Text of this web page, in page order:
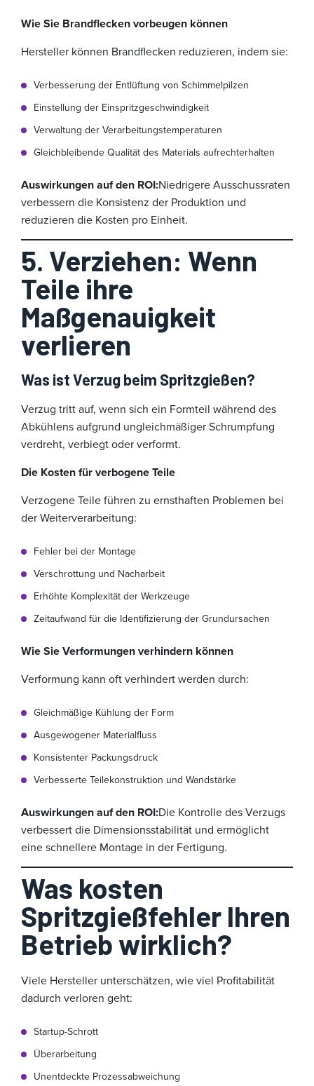
Wie Sie Brandflecken vorbeugen können
Hersteller können Brandflecken reduzieren, indem sie:
Verbesserung der Entlüftung von Schimmelpilzen
Einstellung der Einspritzgeschwindigkeit
Verwaltung der Verarbeitungstemperaturen
Gleichbleibende Qualität des Materials aufrechterhalten
Auswirkungen auf den ROI:Niedrigere Ausschussraten
verbessern die Konsistenz der Produktion und
reduzieren die Kosten pro Einheit.
5. Verziehen: Wenn
Teile ihre
Maßgenauigkeit
verlieren
Was ist Verzug beim Spritzgießen?
Verzug tritt auf, wenn sich ein Formteil während des
Abkühlens aufgrund ungleichmäßiger Schrumpfung
verdreht, verbiegt oder verformt.
Die Kosten für verbogene Teile
Verzogene Teile führen zu ernsthaften Problemen bei
der Weiterverarbeitung:
Fehler bei der Montage
Verschrottung und Nacharbeit
Erhöhte Komplexität der Werkzeuge
Zeitaufwand für die Identifizierung der Grundursachen
Wie Sie Verformungen verhindern können
Verformung kann oft verhindert werden durch:
Gleichmäßige Kühlung der Form
Ausgewogener Materialfluss
Konsistenter Packungsdruck
Verbesserte Teilekonstruktion und Wandstärke
Auswirkungen auf den ROI:Die Kontrolle des Verzugs
verbessert die Dimensionsstabilität und ermöglicht
eine schnellere Montage in der Fertigung.
Was kosten
Spritzgießfehler Ihren
Betrieb wirklich?
Viele Hersteller unterschätzen, wie viel Profitabilität
dadurch verloren geht:
Startup-Schrott
Überarbeitung
Unentdeckte Prozessabweichung